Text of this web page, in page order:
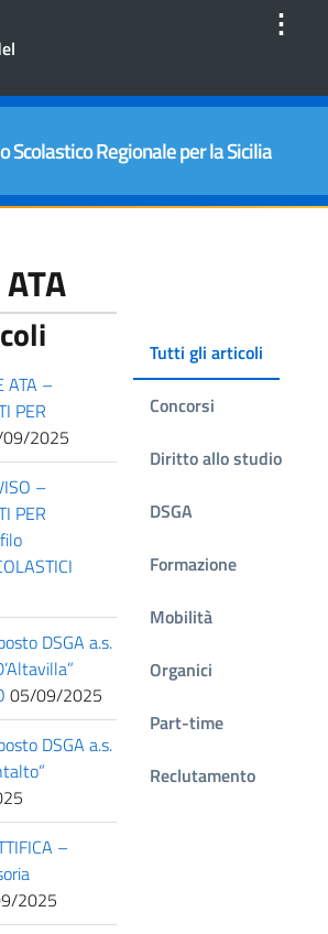
⋮
Scolastico Regionale per la Sicilia
Tutti gli articoli
Concorsi
Diritto allo studio
DSGA
Formazione
Mobilità
Organici
Part-time
Reclutamento
ATA –
PER
2025
–
PER
DSGA a.s.
05/09/2025
DSGA a.s.
–
2025